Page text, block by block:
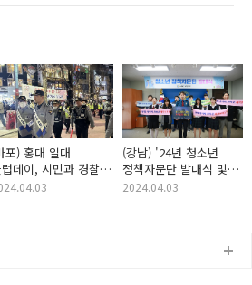
포) 홍대 일대
데이, 시민과 경찰이
하는 순찰 활동
(강남) '24년 청소년
정책자문단 발대식 및
사이버 도박 근절
2024.04.03